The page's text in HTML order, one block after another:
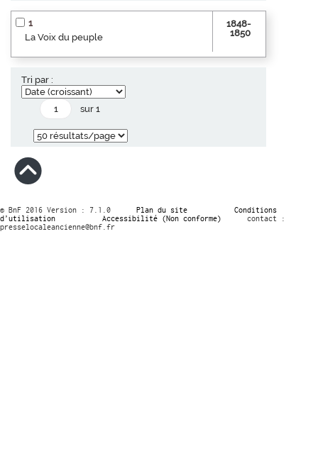
1
La Voix du peuple
1848-
1850
Tri par :
sur 1
© BnF 2016 Version : 7.1.0 Plan du site
Conditions
d’utilisation
Accessibilité (Non conforme)
contact :
presselocaleancienne@bnf.fr